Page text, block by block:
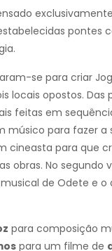
pontes
se para criar
locais opostos.
feitas em
músico para fazer
cineasta para que
obras. No
de Odete e
para composição
para um filme de